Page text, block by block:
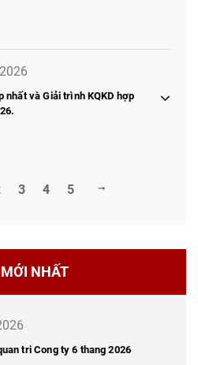
nhất và Giải trình KQKD hợp
3 4 5
NHẤT
tri Cong ty 6 thang 2026